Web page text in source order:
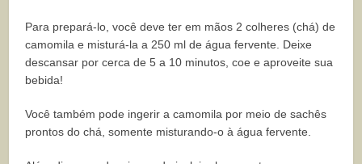
Para prepará-lo, você deve ter em mãos 2 colheres (chá) de
camomila e misturá-la a 250 ml de água fervente. Deixe
descansar por cerca de 5 a 10 minutos, coe e aproveite sua
bebida!
Você também pode ingerir a camomila por meio de sachês
prontos do chá, somente misturando-o à água fervente.